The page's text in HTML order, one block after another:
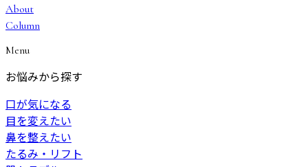
About
Column
Menu
お悩みから探す
口が気になる
目を変えたい
鼻を整えたい
たるみ・リフト